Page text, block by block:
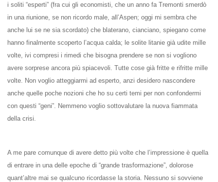
i soliti “esperti” (fra cui gli economisti, che un anno fa Tremonti smerdò
in una riunione, se non ricordo male, all’Aspen; oggi mi sembra che
anche lui se ne sia scordato) che blaterano, cianciano, spiegano come
hanno finalmente scoperto l’acqua calda; le solite litanie già udite mille
volte, ivi compresi i rimedi che bisogna prendere se non si vogliono
avere sorprese ancora più spiacevoli. Tutte cose già fritte e rifritte mille
volte. Non voglio atteggiarmi ad esperto, anzi desidero nascondere
anche quelle poche nozioni che ho su certi temi per non confondermi
con questi “geni”. Nemmeno voglio sottovalutare la nuova fiammata
della crisi.
A me pare comunque di avere detto più volte che l’impressione è quella
di entrare in una delle epoche di “grande trasformazione”, dolorose
quant’altre mai se qualcuno ricordasse la storia. Nessuno si sovviene